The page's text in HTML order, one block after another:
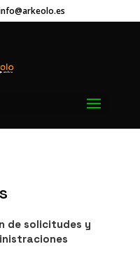
de solicitudes y